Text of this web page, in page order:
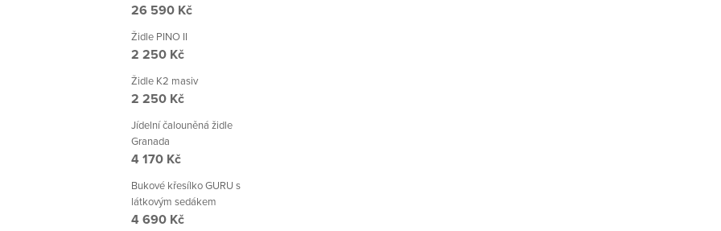
26 590 Kč
Židle PINO II
2 250 Kč
Židle K2 masiv
2 250 Kč
Jídelní čalouněná židle
Granada
4 170 Kč
Bukové křesílko GURU s
látkovým sedákem
4 690 Kč